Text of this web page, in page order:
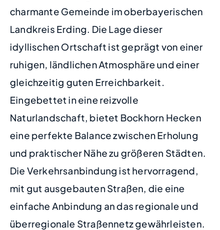
charmante Gemeinde im oberbayerischen
Landkreis Erding. Die Lage dieser
idyllischen Ortschaft ist geprägt von einer
ruhigen, ländlichen Atmosphäre und einer
gleichzeitig guten Erreichbarkeit.
Eingebettet in eine reizvolle
Naturlandschaft, bietet Bockhorn Hecken
eine perfekte Balance zwischen Erholung
und praktischer Nähe zu größeren Städten.
Die Verkehrsanbindung ist hervorragend,
mit gut ausgebauten Straßen, die eine
einfache Anbindung an das regionale und
überregionale Straßennetz gewährleisten.